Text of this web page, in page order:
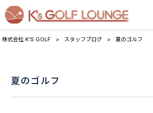
株式会社 K'S GOLF > スタッフブログ > 夏のゴルフ
夏のゴルフ